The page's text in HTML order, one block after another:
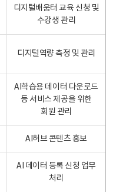
디지털배움터 교육 신청 및
수강생 관리
디지털역량 측정 및 관리
AI학습용 데이터 다운로드
등 서비스 제공을 위한
회원 관리
AI허브 콘텐츠 홍보
AI 데이터 등록 신청 업무
처리